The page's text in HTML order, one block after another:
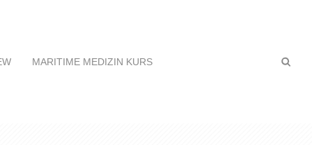
MARITIME MEDIZIN KURS